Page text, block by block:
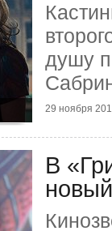
душу
29 ноября
В